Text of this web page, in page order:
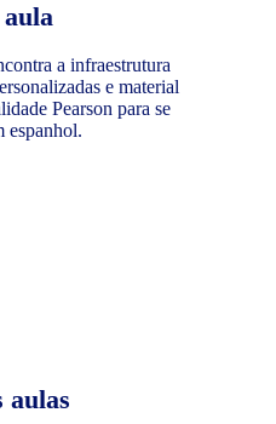
aula
a infraestrutura
e material
Pearson para se
espanhol.
aulas